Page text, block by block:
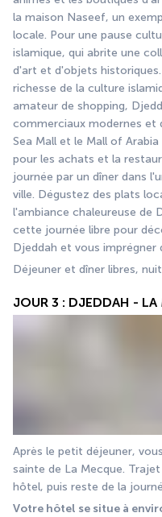
la maison Naseef, un
locale. Pour une pause
islamique, qui abrite une
d'art et d'objets
richesse de la culture
amateur de shopping,
commerciaux modernes et
Sea Mall et le Mall of
pour les achats et la
journée par un dîner dans
ville. Dégustez des plats
l'ambiance chaleureuse de
cette journée libre pour
Djeddah et vous imprégner
Déjeuner et dîner libres,
JOUR 3 : DJEDDAH - LA
Après le petit déjeuner,
sainte de La Mecque.
hôtel, puis reste de la
Votre hôtel se situe à